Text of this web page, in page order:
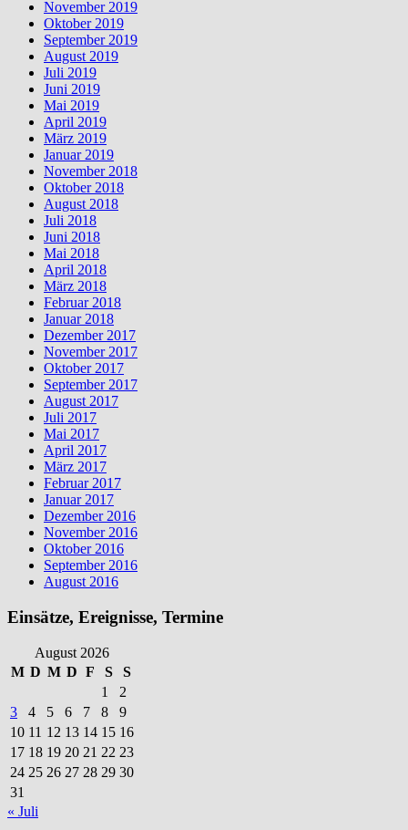
November 2019
Oktober 2019
September 2019
August 2019
Juli 2019
Juni 2019
Mai 2019
April 2019
März 2019
Januar 2019
November 2018
Oktober 2018
August 2018
Juli 2018
Juni 2018
Mai 2018
April 2018
März 2018
Februar 2018
Januar 2018
Dezember 2017
November 2017
Oktober 2017
September 2017
August 2017
Juli 2017
Mai 2017
April 2017
März 2017
Februar 2017
Januar 2017
Dezember 2016
November 2016
Oktober 2016
September 2016
August 2016
Einsätze, Ereignisse, Termine
August 2026
M D M D F S
S
1
2
3
4 5 6 7 8
9
10 11 12 13 14 15 16
17 18 19 20 21 22 23
24 25 26 27 28 29 30
31
« Juli